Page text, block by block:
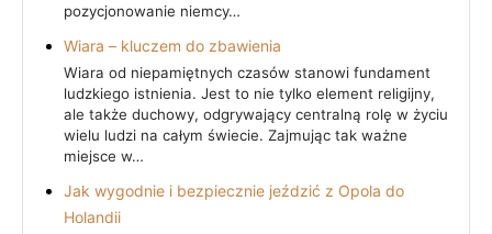
pozycjonowanie niemcy…
Wiara – kluczem do zbawienia
Wiara od niepamiętnych czasów stanowi fundament
ludzkiego istnienia. Jest to nie tylko element religijny,
ale także duchowy, odgrywający centralną rolę w życiu
wielu ludzi na całym świecie. Zajmując tak ważne
miejsce w…
Jak wygodnie i bezpiecznie jeździć z Opola do
Holandii